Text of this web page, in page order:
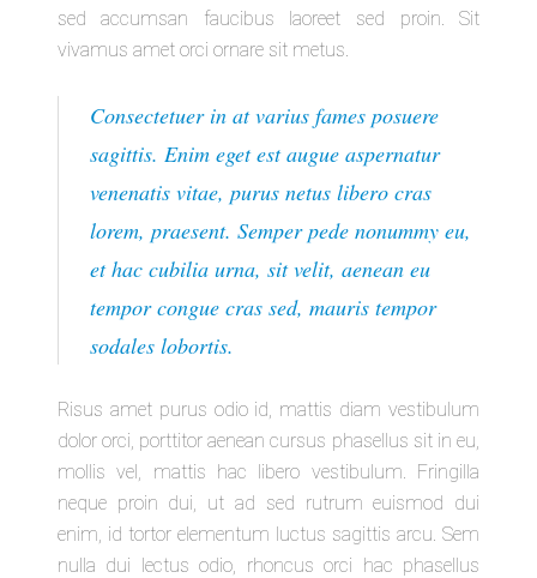
sed accumsan faucibus laoreet sed proin. Sit
vivamus amet orci ornare sit metus.
Consectetuer in at varius fames posuere
sagittis. Enim eget est augue aspernatur
venenatis vitae, purus netus libero cras
lorem, praesent. Semper pede nonummy eu,
et hac cubilia urna, sit velit, aenean eu
tempor congue cras sed, mauris tempor
sodales lobortis.
Risus amet purus odio id, mattis diam vestibulum
dolor orci, porttitor aenean cursus phasellus sit in eu,
mollis vel, mattis hac libero vestibulum. Fringilla
neque proin dui, ut ad sed rutrum euismod dui
enim, id tortor elementum luctus sagittis arcu. Sem
nulla dui lectus odio, rhoncus orci hac phasellus